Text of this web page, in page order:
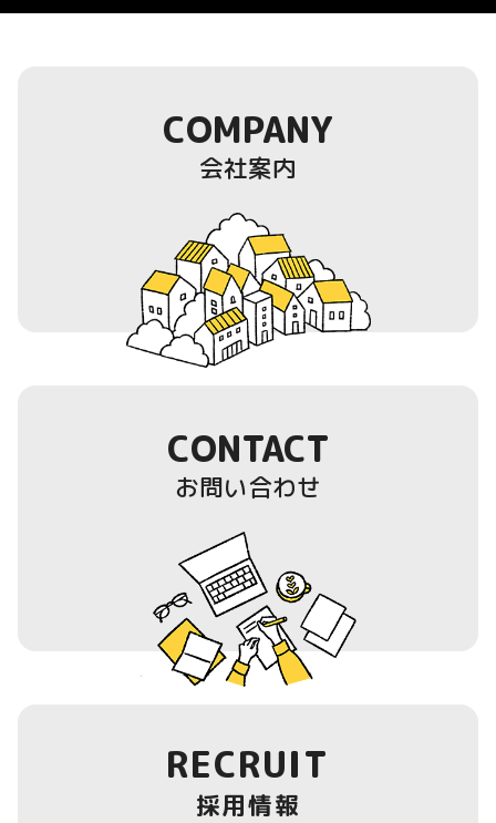
COMPANY
会社案内
CONTACT
お問い合わせ
RECRUIT
採用情報